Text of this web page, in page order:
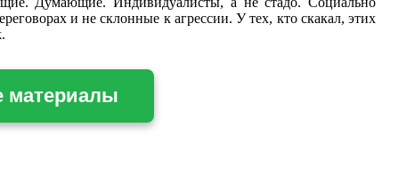
и не склонные к агрессии. У тех, кто скакал, этих
материалы